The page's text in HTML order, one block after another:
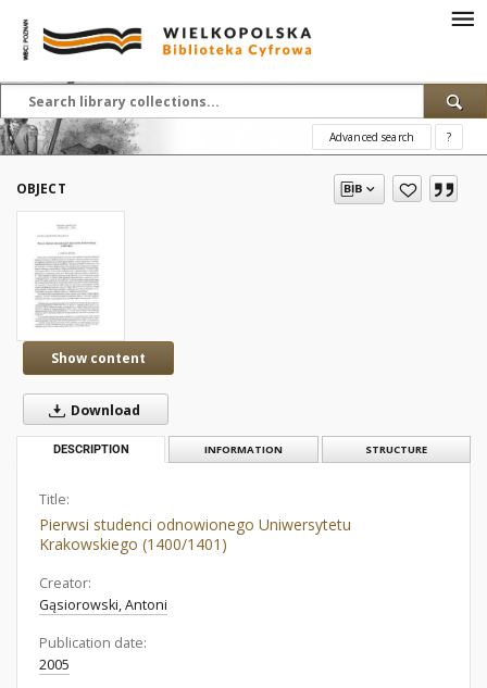
Advanced search ?
OBJECT
Show content
Download
DESCRIPTION INFORMATION STRUCTURE
Title:
Pierwsi studenci odnowionego Uniwersytetu
Krakowskiego (1400/1401)
Creator:
Gąsiorowski, Antoni
Publication date:
2005